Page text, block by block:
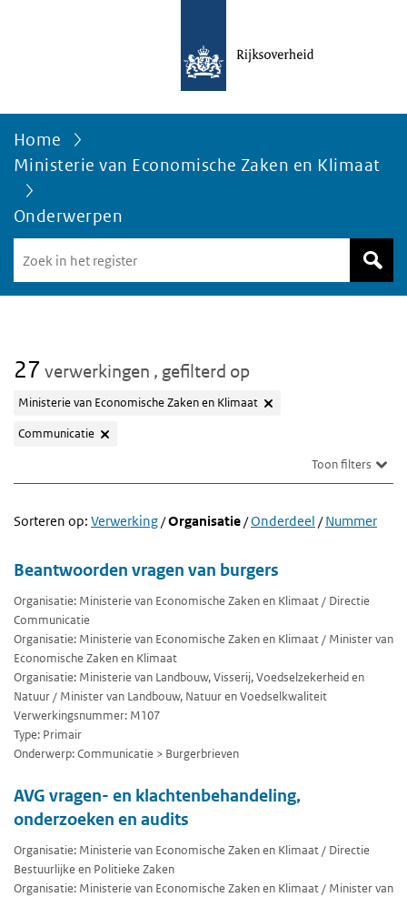
Home
Ministerie van Economische Zaken en Klimaat
Onderwerpen
in
het
27 verwerkingen , gefilterd op
Ministerie van Economische Zaken en Klimaat
Communicatie
Toon filters
Sorteren op: Verwerking/Organisatie/Onderdeel /Nummer
Beantwoorden vragen van burgers
Organisatie: Ministerie van Economische Zaken en Klimaat / Directie
Communicatie
Organisatie: Ministerie van Economische Zaken en Klimaat / Minister van
Economische Zaken en Klimaat
Organisatie: Ministerie van Landbouw, Visserij, Voedselzekerheid en
Natuur / Minister van Landbouw, Natuur en Voedselkwaliteit
Verwerkingsnummer: M107
Type: Primair
Onderwerp: Communicatie > Burgerbrieven
AVG vragen- en klachtenbehandeling,
onderzoeken en audits
Organisatie: Ministerie van Economische Zaken en Klimaat / Directie
Bestuurlijke en Politieke Zaken
Organisatie: Ministerie van Economische Zaken en Klimaat / Minister van